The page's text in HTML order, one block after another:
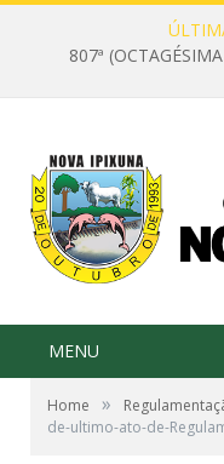
807ª
MENU
Home »
de-ultimo-ato-de-